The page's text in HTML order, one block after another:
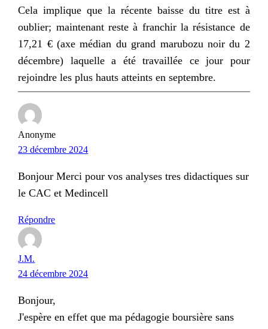
Cela implique que la récente baisse du titre est à
oublier; maintenant reste à franchir la résistance de
17,21 € (axe médian du grand marubozu noir du 2
décembre) laquelle a été travaillée ce jour pour
rejoindre les plus hauts atteints en septembre.
Anonyme
23 décembre 2024
Bonjour Merci pour vos analyses tres didactiques sur
le CAC et Medincell
Répondre
J.M.
24 décembre 2024
Bonjour,
J'espère en effet que ma pédagogie boursière sans